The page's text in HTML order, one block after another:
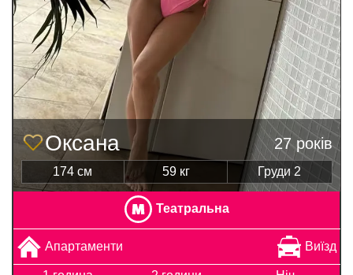
Оксана 27 років
174 см 59 кг Груди 2
Театральна
Апартаменти Виїзд